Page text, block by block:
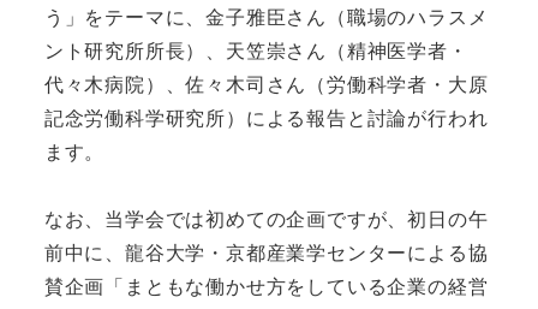
う」をテーマに、金子雅臣さん（職場のハラスメ
ント研究所所長）、天笠崇さん（精神医学者・
代々木病院）、佐々木司さん（労働科学者・大原
記念労働科学研究所）による報告と討論が行われ
ます。
なお、当学会では初めての企画ですが、初日の午
前中に、龍谷大学・京都産業学センターによる協
賛企画「まともな働かせ方をしている企業の経営